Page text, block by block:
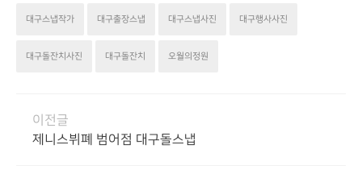
대구스냅작가 대구출장스냅 대구스냅사진 대구행사사진
대구돌잔치사진 대구돌잔치 오월의정원
이전글
제니스뷔폐 범어점 대구돌스냅